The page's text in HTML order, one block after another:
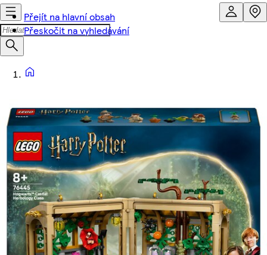
Přejít na hlavní obsah
Přeskočit na vyhledávání